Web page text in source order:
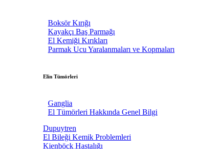
Boksör Kırığı
Kayakçı Baş Parmağı
El Kemiği Kırıkları
Parmak Ucu Yaralanmaları ve Kopmaları
Elin Tümörleri
Ganglia
El Tümörleri Hakkında Genel Bilgi
Dupuytren
El Bileği Kemik Problemleri
Kienböck Hastalığı